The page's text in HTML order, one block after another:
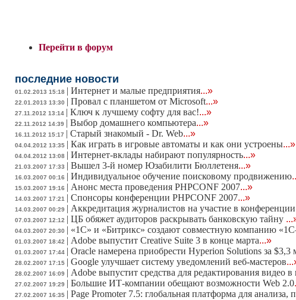
Перейти в форум
последние новости
01.02.2013 15:18 | Интернет и малые предприятия...»
22.01.2013 13:30 | Провал с планшетом от Microsoft...»
27.11.2012 13:14 | Ключ к лучшему софту для вас!...»
22.11.2012 14:39 | Выбор домашнего компьютера...»
16.11.2012 15:17 | Старый знакомый - Dr. Web...»
04.04.2012 13:35 | Как играть в игровые автоматы и как они устроены...»
04.04.2012 13:08 | Интернет-вклады набирают популярность...»
21.03.2007 17:33 | Вышел 3-й номер Юзабилити Бюллетеня...»
16.03.2007 00:16 | Индивидуальное обучение поисковому продвижению
15.03.2007 19:16 | Анонс места проведения PHPCONF 2007...»
14.03.2007 17:21 | Спонсоры конференции PHPCONF 2007...»
14.03.2007 00:29 | Аккредитация журналистов на участие в
07.03.2007 12:12 | ЦБ обяжет аудиторов раскрывать банковскую тайну
04.03.2007 20:30 | «1С» и «Битрикс» создают совместную компанию
01.03.2007 18:42 | Adobe выпустит Creative Suite 3 в конце марта...»
01.03.2007 17:44 | Oracle намерена приобрести Hyperion Solutions за $3,3
28.02.2007 17:15 | Google улучшает систему уведомлений веб-мастеров
28.02.2007 16:09 | Adobe выпустит средства для редактирования видео в
27.02.2007 19:29 | Большие ИТ-компании обещают возможности Web 2.0
27.02.2007 16:35 | Page Promoter 7.5: глобальная платформа для